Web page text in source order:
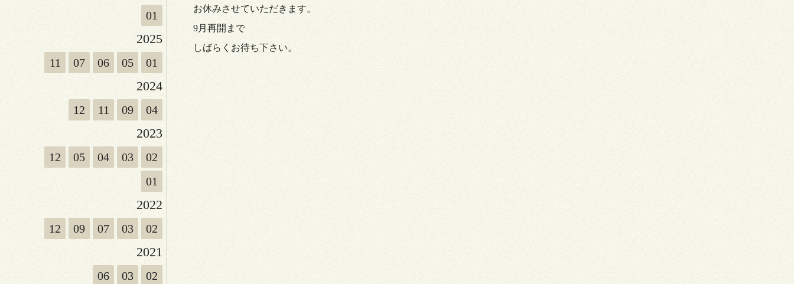
01
2025
11 07 06 05 01
2024
12 11 09 04
2023
12 05 04 03
02
01
2022
12 09 07 03 02
2021
06 03 02
お休みさせていただきます。
9月再開まで
しばらくお待ち下さい。